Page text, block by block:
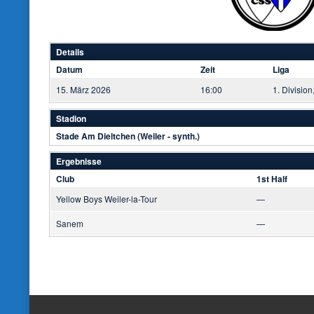
Details
Datum
Zeit Liga
15. März 2026 16:00 1.
Stadion
Stade Am Dieltchen (Weiler - synth.)
Ergebnisse
Club
1st Half
Yellow Boys Weiler-la-Tour —
Sanem —